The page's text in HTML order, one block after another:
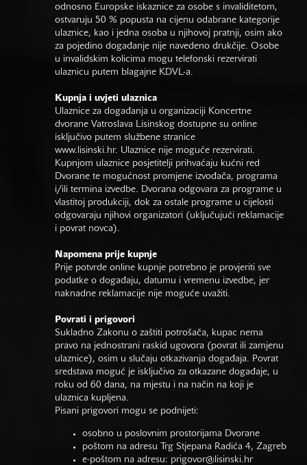
odnosno Europske iskaznice za osobe s invaliditetom,
ostvaruju 50 % popusta na cijenu odabrane kategorije
ulaznice, kao i jedna osoba u njihovoj pratnji, osim ako
za pojedino događanje nije navedeno drukčije. Osobe
u invalidskim kolicima mogu telefonski rezervirati
ulaznicu putem blagajne KDVL-a.
Kupnja i uvjeti ulaznica
Ulaznice za događanja u organizaciji Koncertne
dvorane Vatroslava Lisinskog dostupne su online
isključivo putem službene stranice
www.lisinski.hr. Ulaznice nije moguće rezervirati.
Kupnjom ulaznice posjetitelji prihvaćaju kućni red
Dvorane te mogućnost promjene izvođača, programa
i/ili termina izvedbe. Dvorana odgovara za programe u
vlastitoj produkciji, dok za ostale programe u cijelosti
odgovaraju njihovi organizatori (uključujući reklamacije
i povrat novca).
Napomena prije kupnje
Prije potvrde online kupnje potrebno je provjeriti sve
podatke o događaju, datumu i vremenu izvedbe, jer
naknadne reklamacije nije moguće uvažiti.
Povrati i prigovori
Sukladno Zakonu o zaštiti potrošača, kupac nema
pravo na jednostrani raskid ugovora (povrat ili zamjenu
ulaznice), osim u slučaju otkazivanja događaja. Povrat
sredstava moguć je isključivo za otkazane događaje, u
roku od 60 dana, na mjestu i na način na koji je
ulaznica kupljena.
Pisani prigovori mogu se podnijeti:
osobno u poslovnim prostorijama Dvorane
poštom na adresu Trg Stjepana Radića 4, Zagreb
e-poštom na adresu: prigovor@lisinski.hr